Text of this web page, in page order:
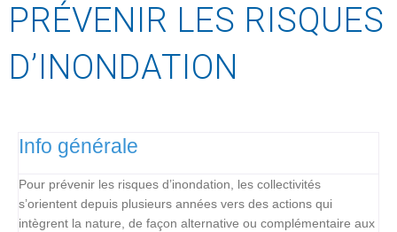
PRÉVENIR LES RISQUES
D’INONDATION
Info générale
Pour prévenir les risques d’inondation, les collectivités
s’orientent depuis plusieurs années vers des actions qui
intègrent la nature, de façon alternative ou complémentaire aux